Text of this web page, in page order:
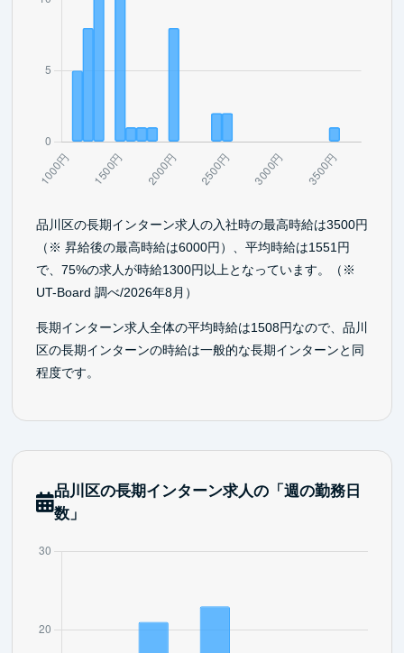
品川区の長期インターン求人の入社時の最高時給は3500円
（※ 昇給後の最高時給は6000円）、平均時給は1551円
で、75%の求人が時給1300円以上となっています。（※
UT-Board 調べ/2026年8月）
長期インターン求人全体の平均時給は1508円なので、品川
区の長期インターンの時給は一般的な長期インターンと同
程度です。
品川区の長期インターン求人の「週の勤務日
数」